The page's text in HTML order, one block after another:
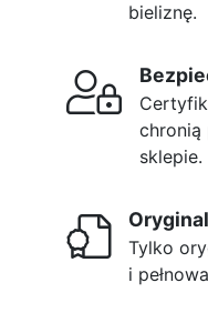
bieliznę.
chronią
sklepie.
Tylko
i